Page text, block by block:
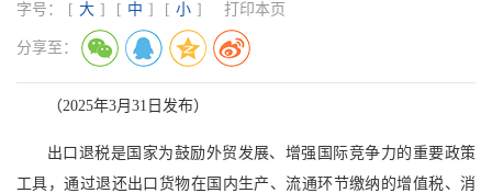
字号：
[ 大 ] [ 中 ] [ 小 ] 打印本页
分享至：
（2025年3月31日发布）
出口退税是国家为鼓励外贸发展、增强国际竞争力的重要政策
工具，通过退还出口货物在国内生产、流通环节缴纳的增值税、消